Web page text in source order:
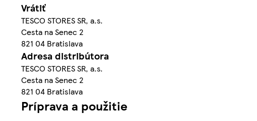
Vrátiť
TESCO STORES SR, a.s.
Cesta na Senec 2
821 04 Bratislava
Adresa distribútora
TESCO STORES SR, a.s.
Cesta na Senec 2
821 04 Bratislava
Príprava a použitie